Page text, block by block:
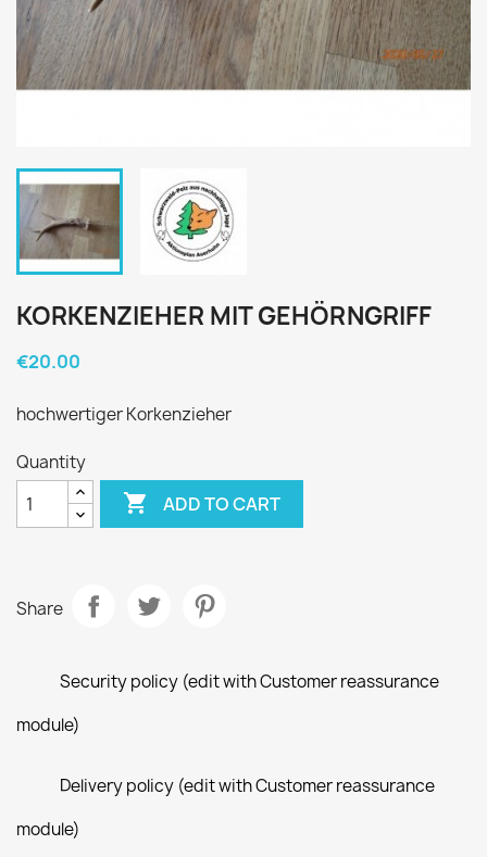
KORKENZIEHER MIT GEHÖRNGRIFF
€20.00
hochwertiger Korkenzieher
Quantity
 ADD TO CART
Share
Security policy (edit with Customer reassurance
module)
Delivery policy (edit with Customer reassurance
module)